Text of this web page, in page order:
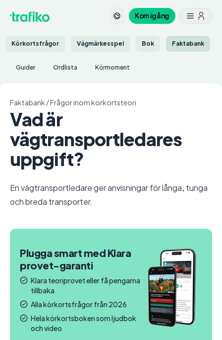
Kom igång
Körkortsfrågor Vägmärkesspel Bok Faktabank
Guider Ordlista Körmoment
Faktabank /Frågor inom körkortsteori
Vad är
vägtransportledares
uppgift?
En vägtransportledare ger anvisningar för långa, tunga
och breda transporter.
Plugga smart med Klara
provet-garanti
Klara teoriprovet eller få pengarna
tillbaka
Alla körkortsfrågor från 2026
Hela körkortsboken som ljudbok
och video